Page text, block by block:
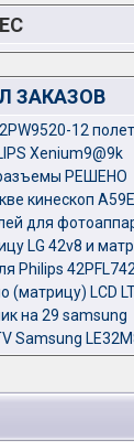
ЗАКАЗОВ
12
Xenium9@9k
РЕШЕНО
кинескоп
для
LG 42v8 и
Philips
(матрицу) LCD
на 29 samsung
Samsung